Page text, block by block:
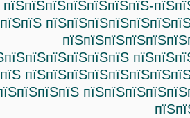
пїЅпїЅпїЅпїЅпїЅпїЅпїЅ-